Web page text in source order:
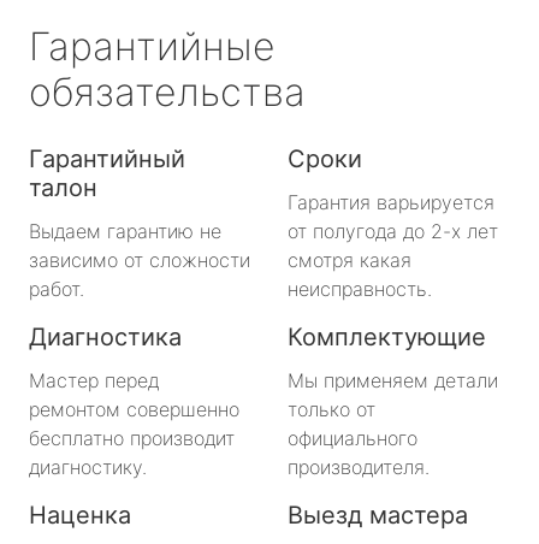
Гарантийные
обязательства
Гарантийный
талон
Выдаем гарантию не
зависимо от сложности
работ.
Сроки
Гарантия варьируется
от полугода до 2-х лет
смотря какая
неисправность.
Диагностика
Мастер перед
ремонтом совершенно
бесплатно производит
диагностику.
Комплектующие
Мы применяем детали
только от
официального
производителя.
Наценка Выезд мастера